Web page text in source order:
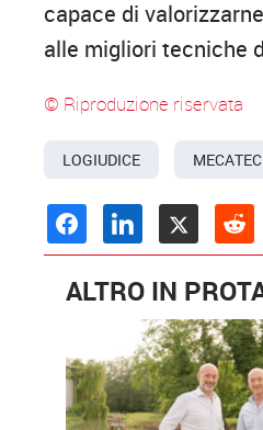
capace di
alle migliori tecniche
© Riproduzione riservata
LOGIUDICE
ALTRO IN